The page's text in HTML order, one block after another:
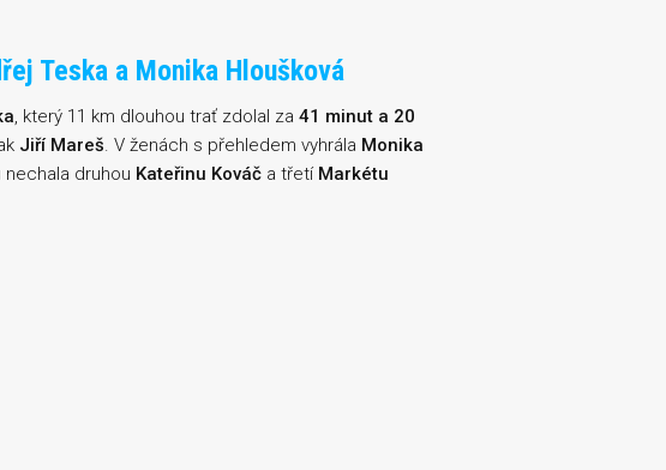
Teska a Monika Hloušková
, který 11 km dlouhou trať zdolal za 41 minut a 20
Jiří Mareš. V ženách s přehledem vyhrála Monika
druhou Kateřinu Kováč a třetí Markétu